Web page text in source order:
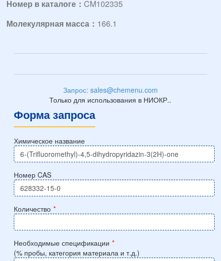
Номер в каталоге：CM102335
Молекулярная масса： 166.1
Запрос: sales@chemenu.com
Только для использования в НИОКР..
Форма запроса
Химическое название
Номер CAS
Количество *
Необходимые спецификации *
(% пробы, категория материала и т.д.)